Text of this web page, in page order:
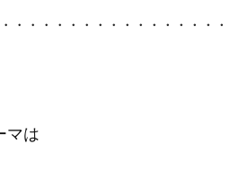
・・・・・・・・・・・・・・・・
マは